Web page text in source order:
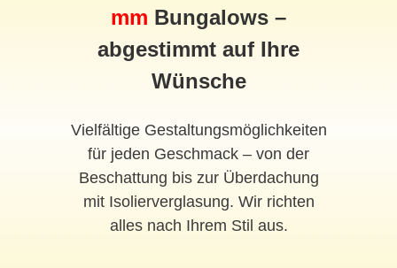
mm Bungalows –
abgestimmt auf Ihre
Wünsche
Vielfältige Gestaltungsmöglichkeiten
für jeden Geschmack – von der
Beschattung bis zur Überdachung
mit Isolierverglasung. Wir richten
alles nach Ihrem Stil aus.